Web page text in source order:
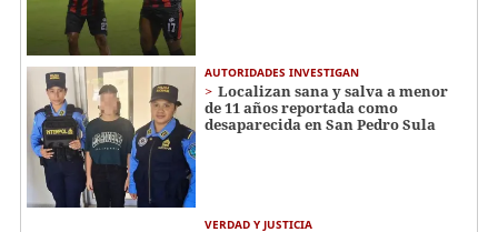
AUTORIDADES INVESTIGAN
Localizan sana y salva a menor
de 11 años reportada como
desaparecida en San Pedro Sula
VERDAD Y JUSTICIA